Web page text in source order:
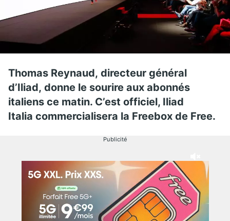
Thomas Reynaud, directeur général
d’Iliad, donne le sourire aux abonnés
italiens ce matin. C’est officiel, Iliad
Italia commercialisera la Freebox de Free.
Publicité